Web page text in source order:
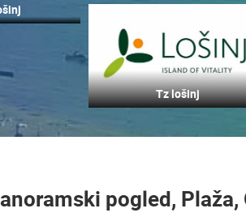
NAJNOVIJE KAMERE
0 GLEDATELJ(A)
MRKOPALJ SKIJALIŠTE ČELIMBAŠA
MRKOPALJ
NAJBOLJE S WEBA GRADOVI I MJESTA HD - OKRETNE
Tz lošinj
pogled, Plaža,